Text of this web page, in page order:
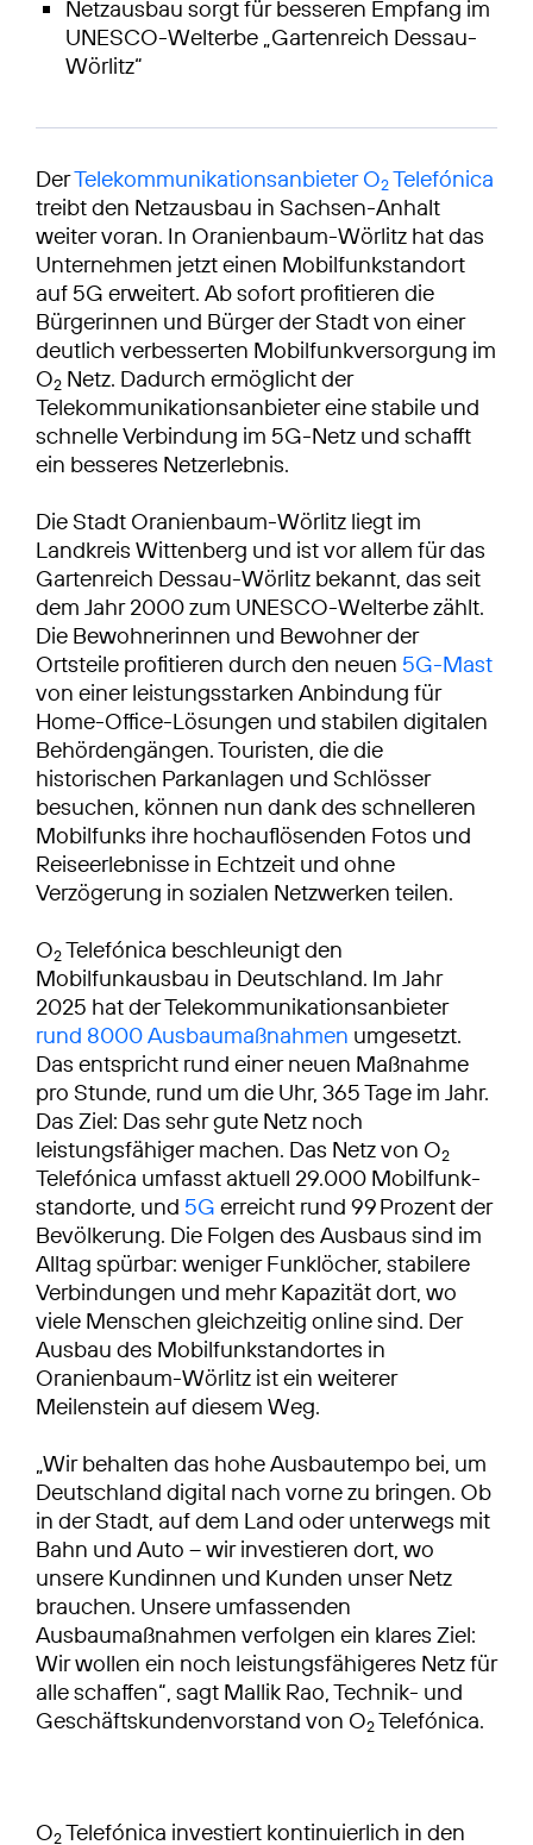
Netzausbau sorgt für besseren Empfang im
UNESCO-Welterbe „Gartenreich Dessau-
Wörlitz“
DerTelekommunikationsanbieter O2Telefónica
treibt den Netzausbau in Sachsen-Anhalt
weiter voran. In Oranienbaum-Wörlitz hat das
Unternehmen jetzt einen Mobilfunkstandort
auf 5G erweitert. Ab sofort profitieren die
Bürgerinnen und Bürger der Stadt von einer
deutlich verbesserten Mobilfunkversorgung im
O2 Netz. Dadurch ermöglicht der
Telekommunikationsanbieter eine stabile und
schnelle Verbindung im 5G-Netz und schafft
ein besseres Netzerlebnis.
Die Stadt Oranienbaum-Wörlitz liegt im
Landkreis Wittenberg und ist vor allem für das
Gartenreich Dessau-Wörlitz bekannt, das seit
dem Jahr 2000 zum UNESCO-Welterbe zählt.
Die Bewohnerinnen und Bewohner der
Ortsteile profitieren durch den neuen 5G-Mast
von einer leistungsstarken Anbindung für
Home-Office-Lösungen und stabilen digitalen
Behördengängen. Touristen, die die
historischen Parkanlagen und Schlösser
besuchen, können nun dank des schnelleren
Mobilfunks ihre hochauflösenden Fotos und
Reiseerlebnisse in Echtzeit und ohne
Verzögerung in sozialen Netzwerken teilen.
O2Telefónica beschleunigt den
Mobilfunkausbau in Deutschland. Im Jahr
2025 hat der Telekommunikationsanbieter
rund 8000 Ausbaumaßnahmen umgesetzt.
Das entspricht rund einer neuen Maßnahme
pro Stunde, rund um die Uhr, 365 Tage im Jahr.
Das Ziel: Das sehr gute Netz noch
leistungsfähiger machen. Das Netz von O2
Telefónica umfasst aktuell 29.000 Mobilfunk­
standorte, und 5G erreicht rund 99 Prozent der
Bevölkerung. Die Folgen des Ausbaus sind im
Alltag spürbar: weniger Funklöcher, stabilere
Verbindungen und mehr Kapazität dort, wo
viele Menschen gleichzeitig online sind. Der
Ausbau des Mobilfunkstandortes in
Oranienbaum-Wörlitz ist ein weiterer
Meilenstein auf diesem Weg.
„Wir behalten das hohe Ausbautempo bei, um
Deutschland digital nach vorne zu bringen. Ob
in der Stadt, auf dem Land oder unterwegs mit
Bahn und Auto – wir investieren dort, wo
unsere Kundinnen und Kunden unser Netz
brauchen. Unsere umfassenden
Ausbaumaßnahmen verfolgen ein klares Ziel:
Wir wollen ein noch leistungsfähigeres Netz für
alle schaffen“, sagt Mallik Rao, Technik- und
Geschäftskundenvorstand von O2Telefónica.
O2Telefónica investiert kontinuierlich in den